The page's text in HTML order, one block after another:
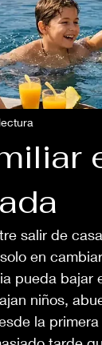
salir de
en
pueda bajar
niños,
la